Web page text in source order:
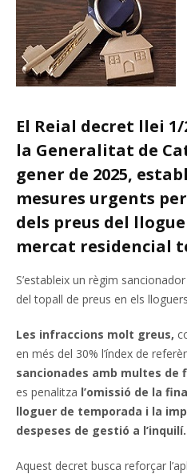
El Reial decret llei
la Generalitat de
gener de 2025,
mesures urgents
dels preus del
mercat residencial
S’estableix un règim
del topall de preus en els
Les infraccions molt greus,
en més del 30% l’índex de
sancionades amb multes de
es penalitza l’omissió de la
lloguer de temporada i la
despeses de gestió a l’inquilí.
Aquest decret busca reforçar